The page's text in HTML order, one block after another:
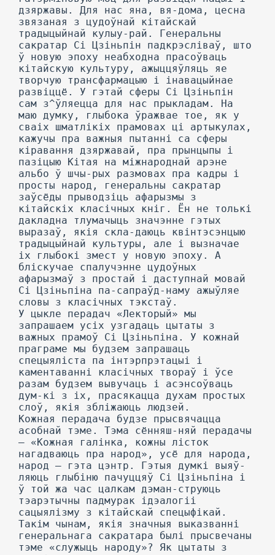
дзяржавы. Для нас яна, вя-дома, цесна
звязаная з цудоўнай кітайскай
традыцыйнай кулыу-рай. Генеральны
сакратар Сі Цзіньпін падкрэсліваў, што
ў новую эпоху неабходна прасоўваць
кітайскую культуру, ажыццяўляць яе
творчую трансфармацыю і інавацыйнае
развіццё. У гэтай сферы Сі Цзіньпін
сам з^ўляецца для нас прыкладам. На
маю думку, глыбока ўражвае тое, як у
сваіх шматлікіх прамовах ці артыкулах,
кажучы пра важныя пытанні са сферы
кіравання дзяржавай, пра прынцыпы і
пазіцыю Кітая на міжнароднай арэне
альбо ў шчы-рых размовах пра кадры і
просты народ, генеральны сакратар
заўсёды прыводзіць афарызмы з
кітайскіх класічных кніг. Ён не толькі
дакладна тлумачыць значэнне гэтых
выразаў, якія скла-даюць квінтэсэнцыю
традыцыйнай культуры, але і вызначае
іх глыбокі змест у новую эпоху. А
бліскучае спалучэнне цудоўных
афарызмаў з простай і даступнай мовай
Сі Цзіньпіна па-сапраўд-наму ажыўляе
словы з класічных тэкстаў.
У цыкле перадач «Лекторый» мы
запрашаем усіх узгадаць цытаты з
важных прамоў Сі Цзіньпіна. У кожнай
праграме мы будзем запрашаць
спецыяліста па інтэрпрэтацыі і
каментаванні класічных твораў і ўсе
разам будзем вывучаць і асэнсоўваць
дум-кі з іх, прасякацца духам простых
слоў, якія збліжаюць людзей.
Кожная перадача будзе прысвячацца
асобнай тэме. Тэма сённяш-няй перадачы
— «Кожная галінка, кожны лісток
нагадваюць пра народ», усё для народа,
народ — гэта цэнтр. Гэтыя думкі выяў-
ляюць глыбіню пачуццяў Сі Цзіньпіна і
ў той жа час цалкам дэман-струюць
тэарэтычны падмурак ідэалогіі
сацыялізму з кітайскай спецыфікай.
Такім чынам, якія значныя выказванні
генеральнага сакратара былі прысвечаны
тэме «служыць народу»? Як цытаты з